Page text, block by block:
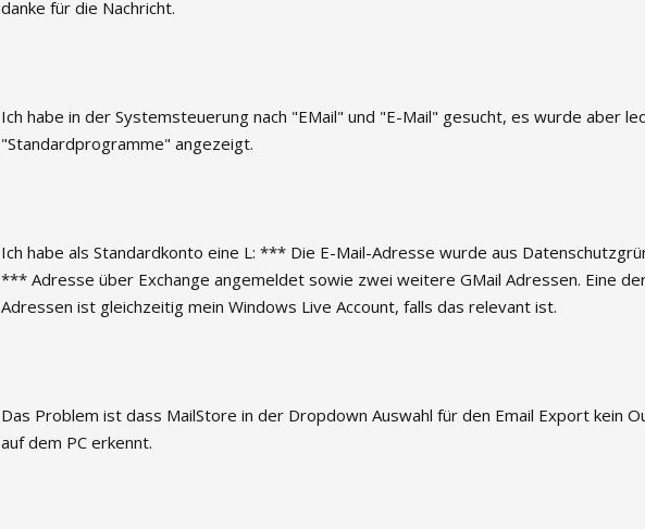
danke für die Nachricht.
Ich habe in der Systemsteuerung nach "EMail" und "E-Mail" gesucht, es wurde aber
"Standardprogramme" angezeigt.
Ich habe als Standardkonto eine L: *** Die E-Mail-Adresse wurde aus
*** Adresse über Exchange angemeldet sowie zwei weitere GMail Adressen. Eine
Adressen ist gleichzeitig mein Windows Live Account, falls das relevant ist.
Das Problem ist dass MailStore in der Dropdown Auswahl für den Email Export kein
auf dem PC erkennt.